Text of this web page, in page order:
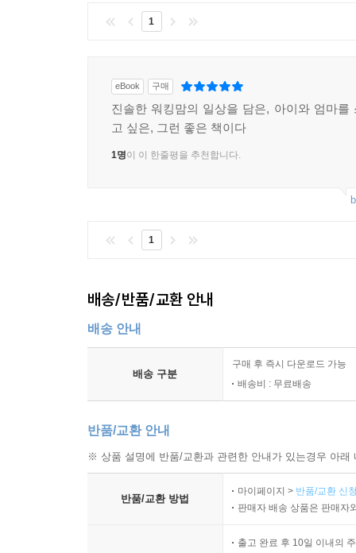
1
eBook 구매
진솔한 워킹맘의 일상을 담은, 아이와 엄마를
고 싶은, 그런 좋은 책이다
1명이 이 한줄평을 추천합니다.
1
배송/반품/교환 안내
배송 안내
배송 구분
구매 후 즉시 다운로드 가능
배송비 : 무료배송
반품/교환 안내
※ 상품 설명에 반품/교환과 관련한 안내가 있는경우 아
반품/교환 방법
마이페이지 > 반품/교환 신
판매자 배송 상품은 판매자
출고 완료 후 10일 이내의